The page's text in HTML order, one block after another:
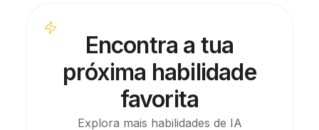
derivada da fotografia. Não é uma ilustração
comum ou um cartaz decorativo, mas sim, com
poucas manchas de tinta, bordas suavizadas,
cortes de espaço em branco e linhas esparsas,
extrai relações de arquitetura, cidade, superfície
de água, estrada, escala humana, horizonte e luz-
sombra, mantendo o sujeito reconhecível mesmo
Encontra a tua
próxima habilidade
favorita
Explora mais habilidades de IA